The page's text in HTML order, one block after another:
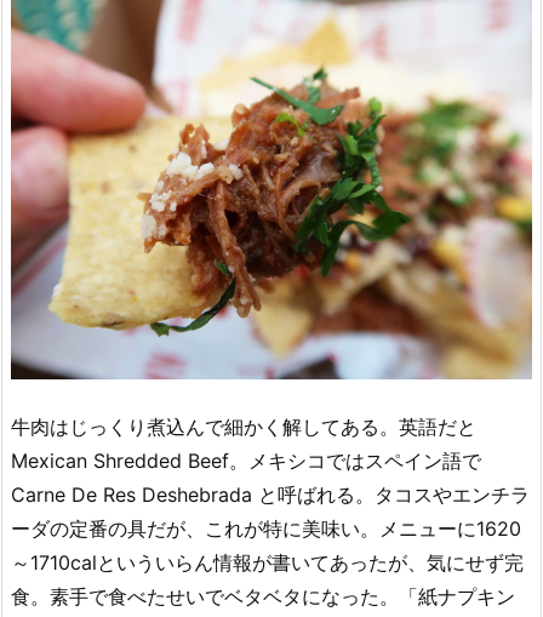
牛肉はじっくり煮込んで細かく解してある。英語だと
Mexican Shredded Beef。メキシコではスペイン語で
Carne De Res Deshebrada と呼ばれる。タコスやエンチラ
ーダの定番の具だが、これが特に美味い。メニューに1620
～1710calといういらん情報が書いてあったが、気にせず完
食。素手で食べたせいでベタベタになった。「紙ナプキン